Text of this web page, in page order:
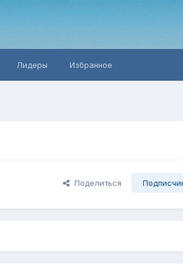
Лидеры Избранное
Поделиться